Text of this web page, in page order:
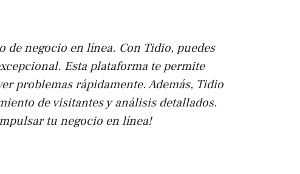
de negocio en línea. Con Tidio, puedes
Esta plataforma te permite
problemas rápidamente. Además, Tidio
de visitantes y análisis detallados.
tu negocio en línea!